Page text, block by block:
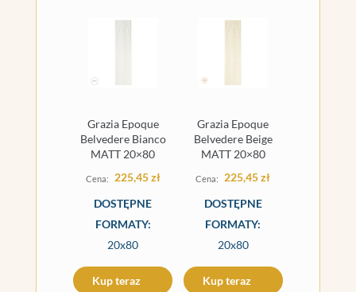
Grazia Epoque
Belvedere Bianco
MATT 20×80
225,45zł
DOSTĘPNE
FORMATY:
20x80
Kup teraz
Grazia Epoque
Belvedere Beige
MATT 20×80
225,45zł
DOSTĘPNE
FORMATY:
20x80
Kup teraz